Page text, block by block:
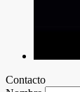
Contacto